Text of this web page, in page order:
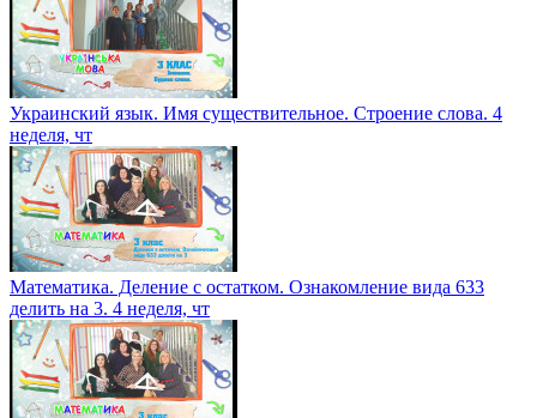
Украинский язык. Имя существительное. Строение слова. 4
неделя, чт
Математика. Деление с остатком. Ознакомление вида 633
делить на 3. 4 неделя, чт